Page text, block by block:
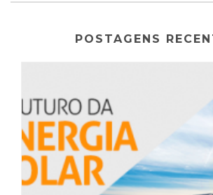
POSTAGENS